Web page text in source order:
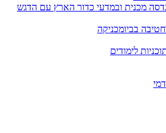
מכנית ובמדעי כדור הארץ עם הדגש
בביומכניקה
לימודים